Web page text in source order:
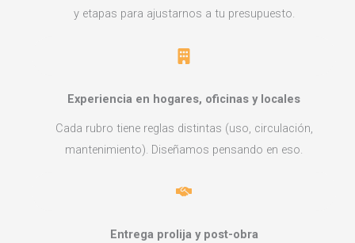
y etapas para ajustarnos a tu presupuesto.
Experiencia en hogares, oficinas y locales
Cada rubro tiene reglas distintas (uso, circulación,
mantenimiento). Diseñamos pensando en eso.
Entrega prolija y post-obra